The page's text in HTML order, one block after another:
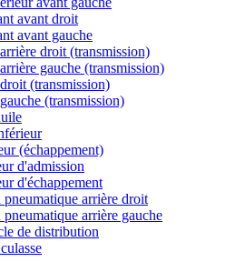
avant droit
avant gauche
droit (transmission)
gauche (transmission)
(transmission)
(transmission)
(échappement)
d'admission
d'échappement
pneumatique arrière droit
pneumatique arrière gauche
de distribution